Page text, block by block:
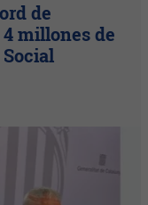
de
millones de